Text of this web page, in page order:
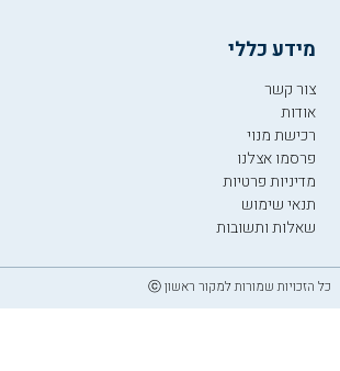
מידע כללי
צור קשר
אודות
רכישת מנוי
פרסמו אצלנו
מדיניות פרטיות
תנאי שימוש
שאלות ותשובות
כל הזכויות שמורות למקור ראשון ⓒ